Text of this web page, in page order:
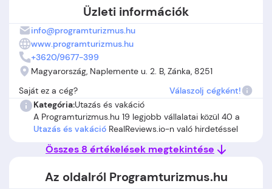
Üzleti információk
info@programturizmus.hu
www.programturizmus.hu
+3620/9677-399
Magyarország, Naplemente u. 2. B, Zánka, 8251
Saját ez a cég?
Válaszolj cégként!
Kategória:Utazás és vakáció
A Programturizmus.hu 19 legjobb vállalatai közül 40 a
Utazás és vakáció RealReviews.io-n való hirdetéssel
Összes 8 értékelések megtekintése
Az oldalról Programturizmus.hu